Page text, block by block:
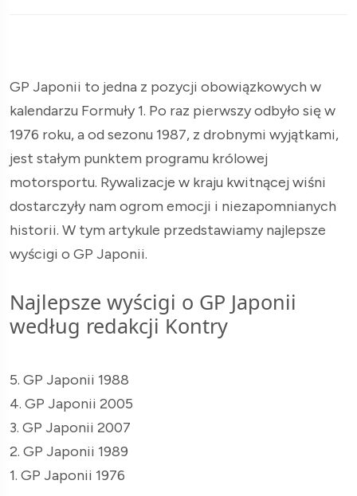
GP Japonii to jedna z pozycji obowiązkowych w
kalendarzu Formuły 1. Po raz pierwszy odbyło się w
1976 roku, a od sezonu 1987, z drobnymi wyjątkami,
jest stałym punktem programu królowej
motorsportu. Rywalizacje w kraju kwitnącej wiśni
dostarczyły nam ogrom emocji i niezapomnianych
historii. W tym artykule przedstawiamy najlepsze
wyścigi o GP Japonii.
Najlepsze wyścigi o GP Japonii
według redakcji Kontry
5. GP Japonii 1988
4. GP Japonii 2005
3. GP Japonii 2007
2. GP Japonii 1989
1. GP Japonii 1976